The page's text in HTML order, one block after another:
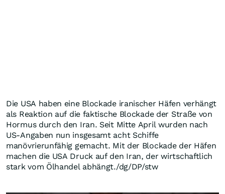
Die USA haben eine Blockade iranischer Häfen verhängt
als Reaktion auf die faktische Blockade der Straße von
Hormus durch den Iran. Seit Mitte April wurden nach
US-Angaben nun insgesamt acht Schiffe
manövrierunfähig gemacht. Mit der Blockade der Häfen
machen die USA Druck auf den Iran, der wirtschaftlich
stark vom Ölhandel abhängt./dg/DP/stw